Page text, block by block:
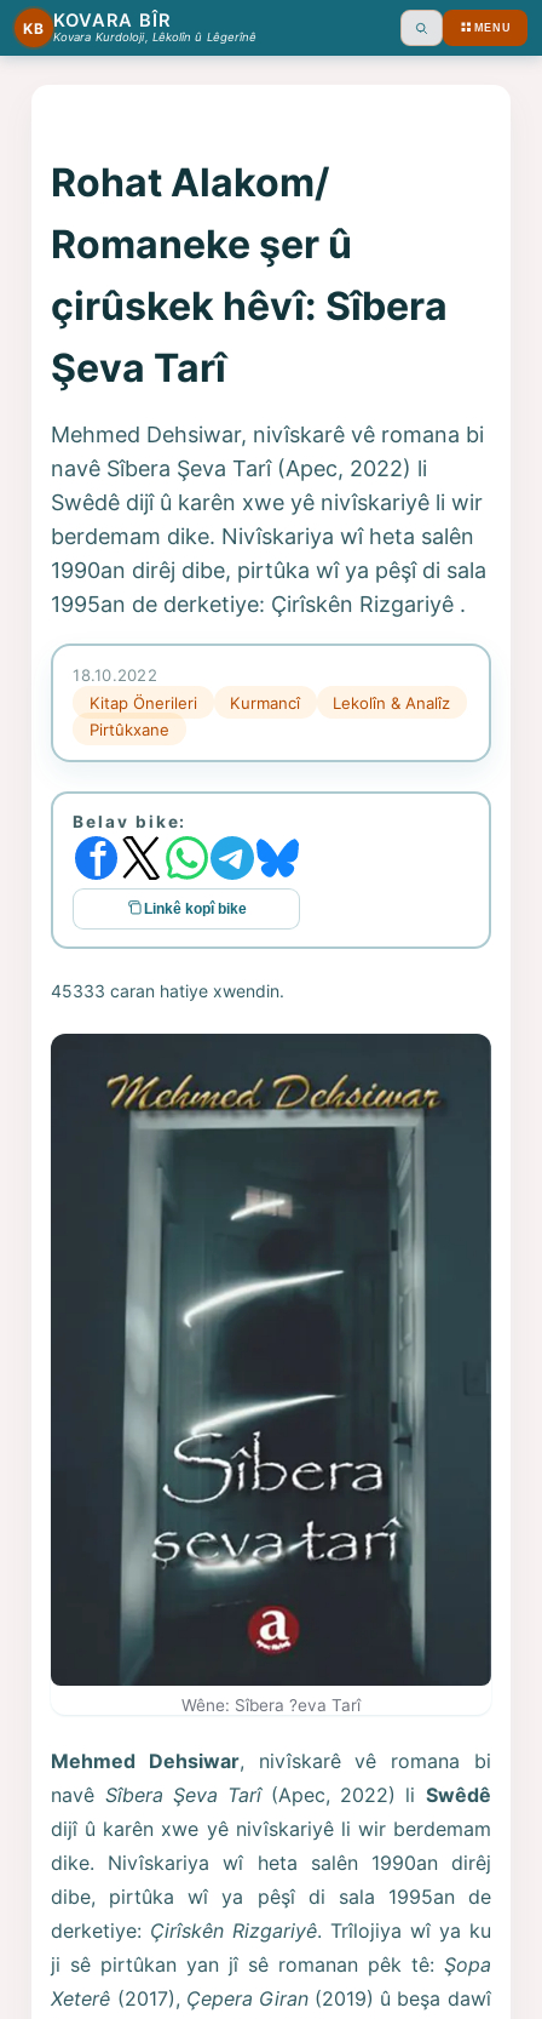
KB KOVARA BÎR
Kovara Kurdoloji, Lêkolîn û Lêgerînê Ara MENU
Rohat Alakom/
Romaneke şer û
çirûskek hêvî: Sîbera
Şeva Tarî
Mehmed Dehsiwar, nivîskarê vê romana bi
navê Sîbera Şeva Tarî (Apec, 2022) li
Swêdê dijî û karên xwe yê nivîskariyê li wir
berdemam dike. Nivîskariya wî heta salên
1990an dirêj dibe, pirtûka wî ya pêşî di sala
1995an de derketiye: Çirîskên Rizgariyê .
18.10.2022
Kitap Önerileri
Kurmancî
Lekolîn & Analîz
Pirtûkxane
Belav bike:
Linkê kopî bike
45333 caran hatiye xwendin.
Wêne: Sîbera ?eva Tarî
Mehmed Dehsiwar, nivîskarê vê romana bi
navê Sîbera Şeva Tarî(Apec, 2022) li Swêdê
dijî û karên xwe yê nivîskariyê li wir berdemam
dike. Nivîskariya wî heta salên 1990an dirêj
dibe, pirtûka wî ya pêşî di sala 1995an de
derketiye: Çirîskên Rizgariyê. Trîlojiya wî ya ku
ji sê pirtûkan yan jî sê romanan pêk tê: Şopa
Xeterê (2017), Çepera Giran (2019) û beşa dawî